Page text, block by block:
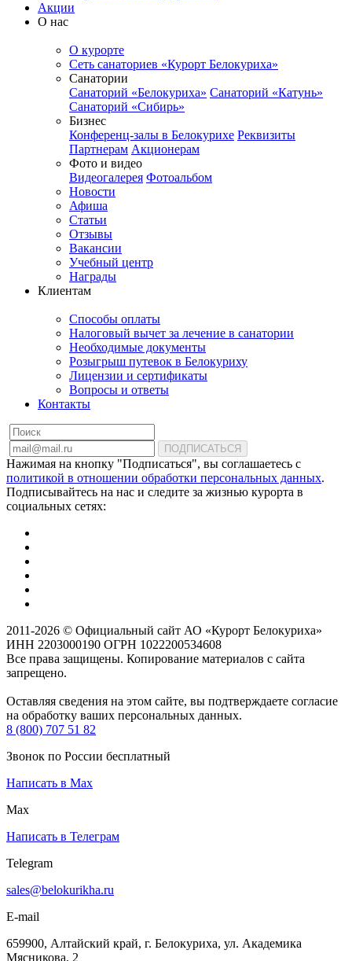
Акции
О нас
О курорте
Сеть санаториев «Курорт Белокуриха»
Санатории
Санаторий «Белокуриха» Санаторий «Катунь»
Санаторий «Сибирь»
Бизнес
Конференц-залы в Белокурихе Реквизиты
Партнерам Акционерам
Фото и видео
Видеогалерея Фотоальбом
Новости
Афиша
Статьи
Отзывы
Вакансии
Учебный центр
Награды
Клиентам
Способы оплаты
Налоговый вычет за лечение в санатории
Необходимые документы
Розыгрыш путевок в Белокуриху
Лицензии и сертификаты
Вопросы и ответы
Контакты
ПОДПИСАТЬСЯ
Нажимая на кнопку "Подписаться", вы соглашаетесь с
политикой в отношении обработки персональных данных.
Подписывайтесь на нас и следите за жизнью курорта в
социальных сетях:
2011-2026 © Официальный сайт АО «Курорт Белокуриха»
ИНН 2203000190 ОГРН 1022200534608
Все права защищены. Копирование материалов с сайта
запрещено.
Оставляя сведения на этом сайте, вы подтверждаете согласие
на обработку ваших персональных данных.
8 (800) 707 51 82
Звонок по России бесплатный
Написать в Max
Max
Написать в Телеграм
Telegram
sales@belokurikha.ru
E-mail
659900, Алтайский край, г. Белокуриха, ул. Академика
Мясникова, 2